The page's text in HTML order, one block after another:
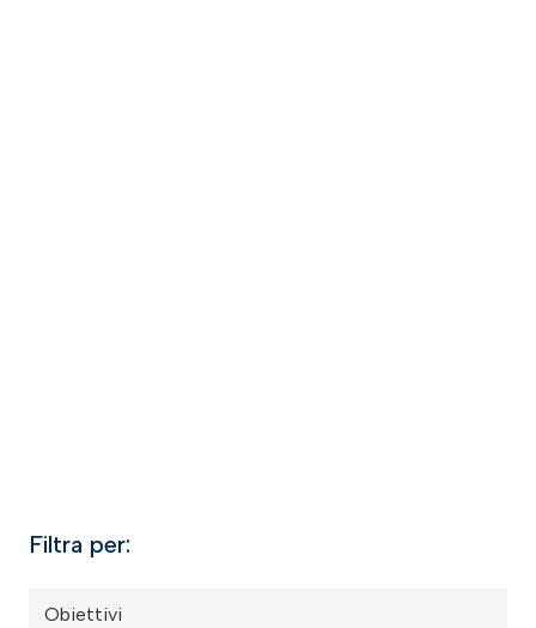
Filtra per:
Obiettivi